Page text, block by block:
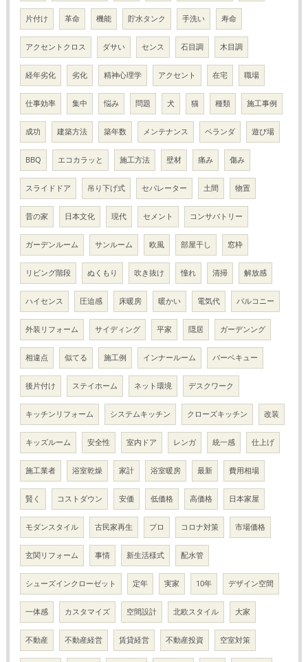
片付け 革命 機能 貯水タンク 手洗い 寿命
アクセントクロス ダサい センス 石目調 木目調
経年劣化 劣化 精神心理学 アクセント 在宅 職場
仕事効率 集中 悩み 問題 犬 猫 種類 施工事例
成功 建築方法 築年数 メンテナンス ベランダ 遊び場
BBQ エコカラッと 施工方法 壁材 痛み 傷み
スライドドア 吊り下げ式 セパレーター 土間 物置
昔の家 日本文化 現代 セメント コンサバトリー
ガーデンルーム サンルーム 欧風 部屋干し 窓枠
リビング階段 ぬくもり 吹き抜け 憧れ 清掃 解放感
ハイセンス 圧迫感 床暖房 暖かい 電気代 バルコニー
外装リフォーム サイディング 平家 隠居 ガーデンング
相違点 似てる 施工例 インナールーム バーベキュー
後片付け ステイホーム ネット環境 デスクワーク
キッチンリフォーム システムキッチン クローズキッチン 改装
キッズルーム 安全性 室内ドア レンガ 統一感 仕上げ
施工業者 浴室乾燥 家計 浴室暖房 最新 費用相場
賢く コストダウン 安価 低価格 高価格 日本家屋
モダンスタイル 古民家再生 プロ コロナ対策 市場価格
玄関リフォーム 事情 新生活様式 配水管
シューズインクローゼット 定年 実家 10年 デザイン空間
一体感 カスタマイズ 空間設計 北欧スタイル 大家
不動産 不動産経営 賃貸経営 不動産投資 空室対策